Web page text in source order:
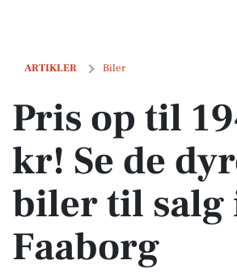
ARTIKLER Biler
Pris op til 194.900 kr! Se de dyreste biler
Pris op til
kr! Se de
biler til salg
Faaborg